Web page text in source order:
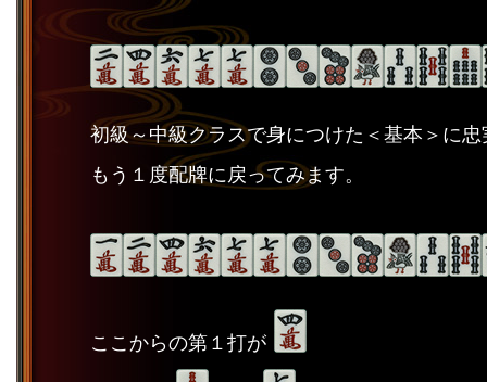
初級～中級クラスで身につけた＜基本＞に
もう１度配牌に戻ってみます。
ここからの第１打が